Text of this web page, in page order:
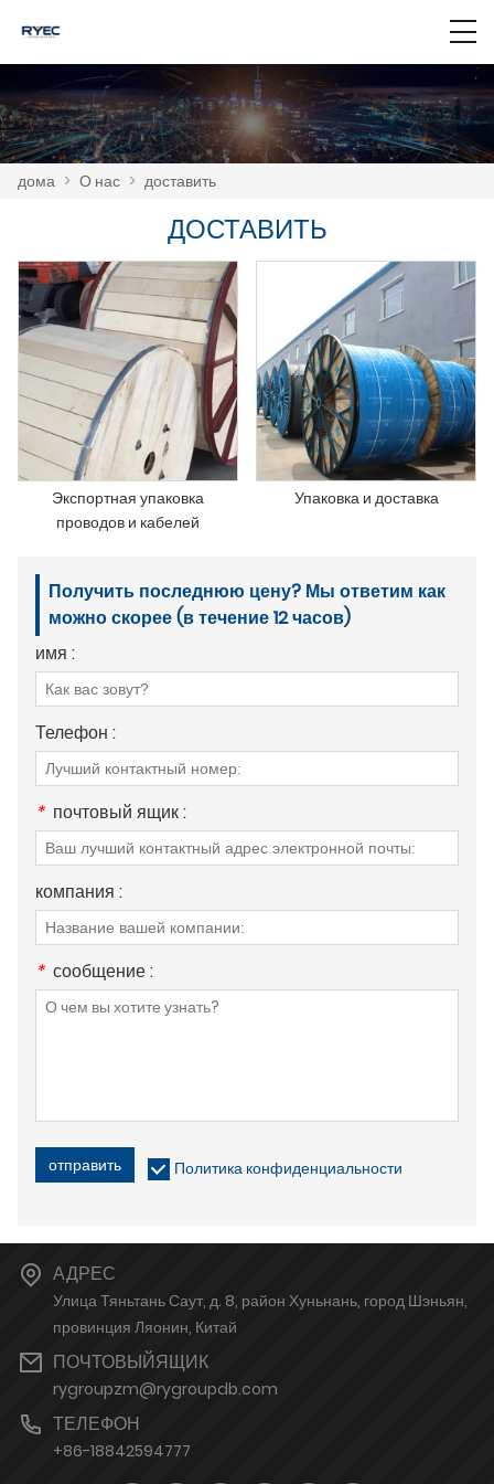
дома > О нас > доставить
ДОСТАВИТЬ
Экспортная упаковка
проводов и кабелей
Упаковка и доставка
Получить последнюю цену? Мы ответим как
можно скорее (в течение 12 часов)
имя :
Телефон :
* почтовый ящик :
компания :
* сообщение :
отправить Политика конфиденциальности
АДРЕС
Улица Тяньтань Саут, д. 8, район Хуньнань, город Шэньян,
провинция Ляонин, Китай
ПОЧТОВЫЙЯЩИК
rygroupzm@rygroupdb.com
ТЕЛЕФОН
+86-18842594777